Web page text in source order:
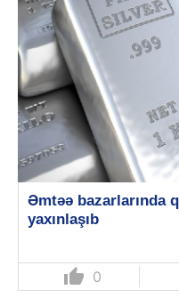
Əmtəə bazarlarında
yaxınlaşıb
thumb_up 0